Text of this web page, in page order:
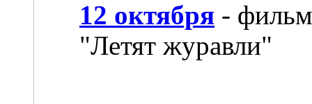
12 октября -
"Летят журавли"